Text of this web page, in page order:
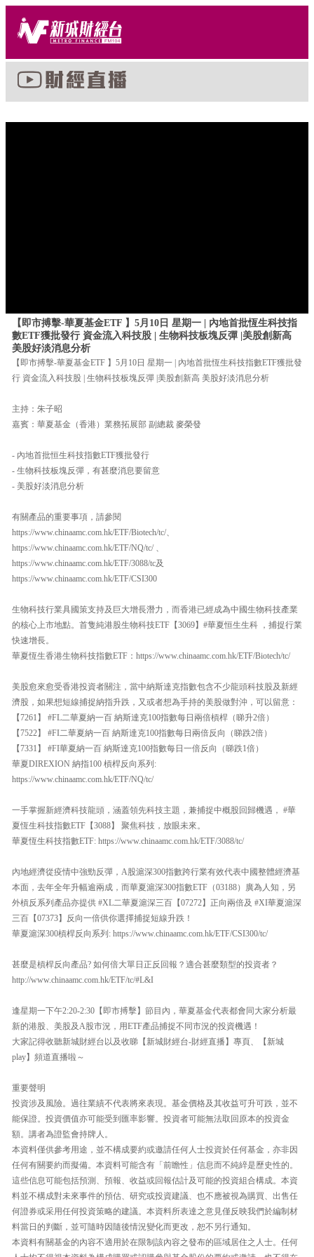
【即市搏擊-華夏基金ETF 】5月10日 星期一 | 內地首批恆生科技指
數ETF獲批發行 資金流入科技股 | 生物科技板塊反彈 |美股創新高
美股好淡消息分析
【即市搏擊-華夏基金ETF 】5月10日 星期一 | 內地首批恆生科技指數ETF獲批發
行 資金流入科技股 | 生物科技板塊反彈 |美股創新高 美股好淡消息分析
主持：朱子昭
嘉賓：華夏基金（香港）業務拓展部 副總裁 麥榮發
- 內地首批恒生科技指數ETF獲批發行
- 生物科技板塊反彈，有甚麼消息要留意
- 美股好淡消息分析
有關產品的重要事項，請參閱
https://www.chinaamc.com.hk/ETF/Biotech/tc/、
https://www.chinaamc.com.hk/ETF/NQ/tc/ 、
https://www.chinaamc.com.hk/ETF/3088/tc及
https://www.chinaamc.com.hk/ETF/CSI300
生物科技行業具國策支持及巨大增長潛力，而香港已經成為中國生物科技產業
的核心上市地點。首隻純港股生物科技ETF【3069】#華夏恒生生科 ，捕捉行業
快速增長。
華夏恆生香港生物科技指數ETF：https://www.chinaamc.com.hk/ETF/Biotech/tc/
美股愈來愈受香港投資者關注，當中納斯達克指數包含不少龍頭科技股及新經
濟股，如果想短線捕捉納指升跌，又或者想為手持的美股做對沖，可以留意：
【7261】 #FL二華夏納一百 納斯達克100指數每日兩倍槓桿（睇升2倍）
【7522】 #FI二華夏納一百 納斯達克100指數每日兩倍反向（睇跌2倍）
【7331】 #FI華夏納一百 納斯達克100指數每日一倍反向（睇跌1倍）
華夏DIREXION 納指100 槓桿反向系列:
https://www.chinaamc.com.hk/ETF/NQ/tc/
一手掌握新經濟科技龍頭，涵蓋領先科技主題，兼捕捉中概股回歸機遇， #華
夏恆生科技指數ETF【3088】 聚焦科技，放眼未來。
華夏恆生科技指數ETF: https://www.chinaamc.com.hk/ETF/3088/tc/
內地經濟從疫情中強勁反彈，A股滬深300指數跨行業有效代表中國整體經濟基
本面，去年全年升幅逾兩成，而華夏滬深300指數ETF（03188）廣為人知，另
外槓反系列產品亦提供 #XL二華夏滬深三百【07272】正向兩倍及 #XI華夏滬深
三百【07373】反向一倍供你選擇捕捉短線升跌！
華夏滬深300槓桿反向系列: https://www.chinaamc.com.hk/ETF/CSI300/tc/
甚麼是槓桿反向產品? 如何倍大單日正反回報？適合甚麼類型的投資者？
http://www.chinaamc.com.hk/ETF/tc/#L&I
逢星期一下午2:20-2:30【即市搏擊】節目內，華夏基金代表都會同大家分析最
新的港股、美股及A股市況，用ETF產品捕捉不同市況的投資機遇！
大家記得收聽新城財經台以及收睇【新城財經台-財經直播】專頁、【新城
play】頻道直播啦～
重要聲明
投資涉及風險。過往業績不代表將來表現。基金價格及其收益可升可跌，並不
能保證。投資價值亦可能受到匯率影響。投資者可能無法取回原本的投資金
額。講者為證監會持牌人。
本資料僅供參考用途，並不構成要約或邀請任何人士投資於任何基金，亦非因
任何有關要約而擬備。本資料可能含有「前瞻性」信息而不純綷是歷史性的。
這些信息可能包括預測、預報、收益或回報估計及可能的投資組合構成。本資
料並不構成對未來事件的預估、研究或投資建議、也不應被視為購買、出售任
何證券或采用任何投資策略的建議。本資料所表達之意見僅反映我們於編制材
料當日的判斷，並可隨時因隨後情況變化而更改，恕不另行通知。
本資料有關基金的內容不適用於在限制該內容之發布的區域居住之人士。任何